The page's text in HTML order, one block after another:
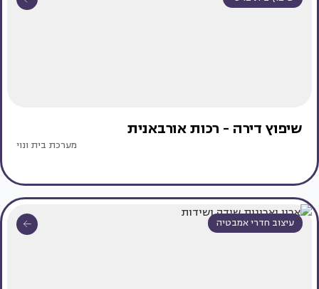
שיפוץ דירה - רכות אורבאנית
מערכת בית ונוי
עיצוב חדרי אמבטיה